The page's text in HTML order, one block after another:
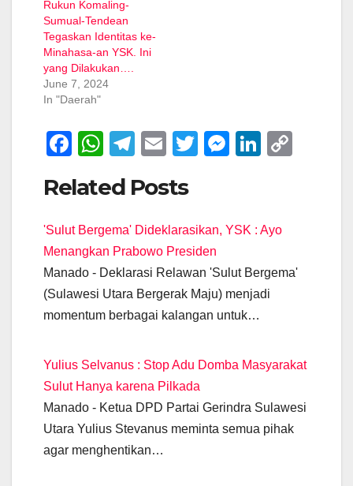
Rukun Komaling-
Sumual-Tendean
Tegaskan Identitas ke-
Minahasa-an YSK. Ini
yang Dilakukan….
June 7, 2024
In "Daerah"
F
c
e
b
o
o
k
W
at
s
A
p
p
T
e
gr
a
m
E
ail
T
er
M
e
g
er
Li
e
dI
n
n
Related Posts
'Sulut Bergema' Dideklarasikan, YSK : Ayo
Menangkan Prabowo Presiden
Manado - Deklarasi Relawan 'Sulut Bergema'
(Sulawesi Utara Bergerak Maju) menjadi
momentum berbagai kalangan untuk…
Yulius Selvanus : Stop Adu Domba Masyarakat
Sulut Hanya karena Pilkada
Manado - Ketua DPD Partai Gerindra Sulawesi
Utara Yulius Stevanus meminta semua pihak
agar menghentikan…